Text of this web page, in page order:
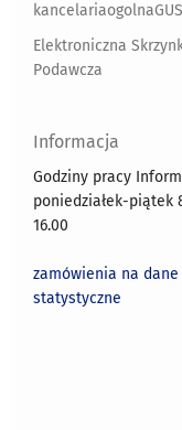
Elektroniczna
Podawcza
Informacja
Godziny pracy
poniedziałek-piątek
16.00
zamówienia na dane
statystyczne